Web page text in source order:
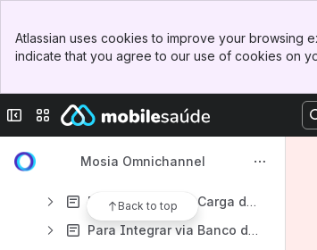
Top Bar
Sidebar
Atlassian uses cookies to improve your browsing
indicate that you agree to our use of cookies on
Collapse sidebar
Switch sites or apps
Mosia Omnichannel
Back to top
Configurador Público (Menus)
Resoluções Normativas ANS - Como atender
Integrações
Para Integrar via Carga de Dados (Arquivos CSV)
Para Integrar via Banco de Dados - OMNILINK